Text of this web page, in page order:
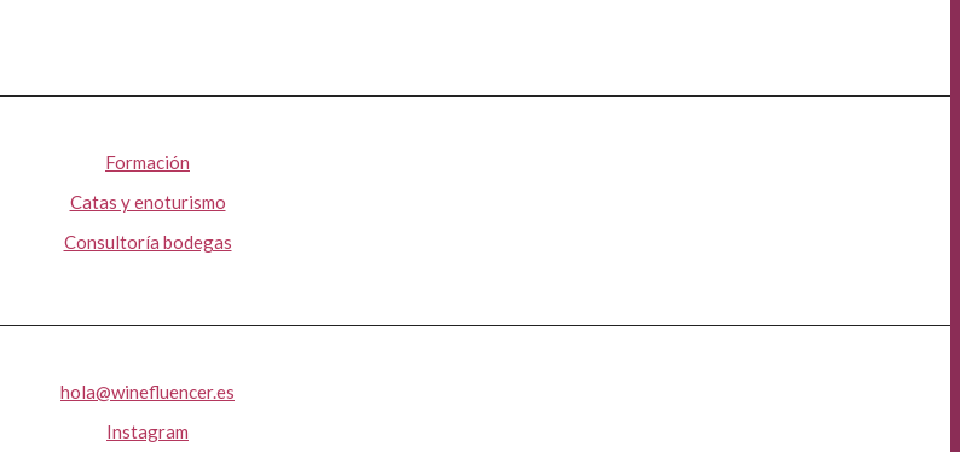
Formación
Catas y enoturismo
Consultoría bodegas
hola@winefluencer.es
Instagram